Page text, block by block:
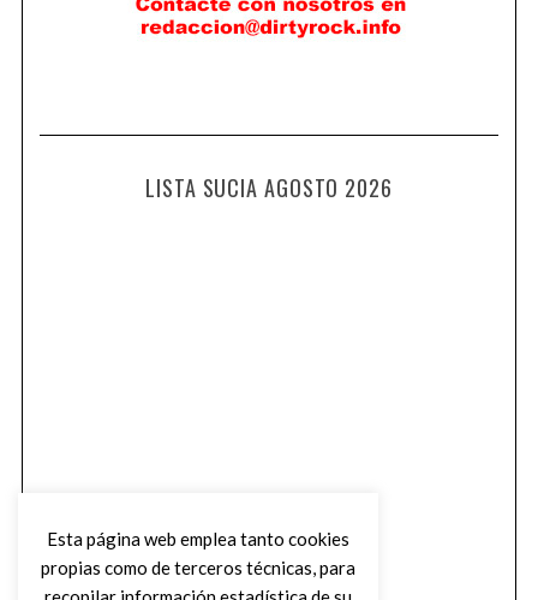
LISTA SUCIA AGOSTO 2026
Esta página web emplea tanto cookies
propias como de terceros técnicas, para